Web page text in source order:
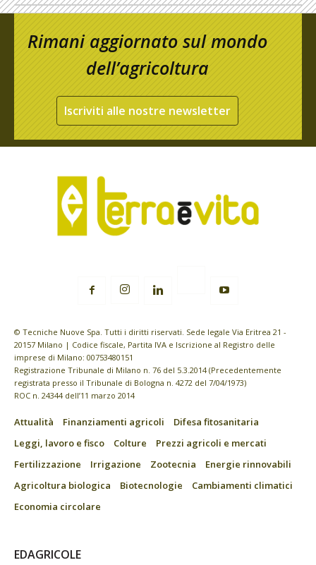
Rimani aggiornato sul mondo
dell’agricoltura
Iscriviti alle nostre newsletter
© Tecniche Nuove Spa. Tutti i diritti riservati. Sede legale Via Eritrea 21 -
20157 Milano | Codice fiscale, Partita IVA e Iscrizione al Registro delle
imprese di Milano: 00753480151
Registrazione Tribunale di Milano n. 76 del 5.3.2014 (Precedentemente
registrata presso il Tribunale di Bologna n. 4272 del 7/04/1973)
ROC n. 24344 dell’11 marzo 2014
Attualità Finanziamenti agricoli
Difesa fitosanitaria
Leggi, lavoro e fisco
Colture
Prezzi agricoli e mercati
Fertilizzazione
Irrigazione Zootecnia
Energie rinnovabili
Agricoltura biologica
Biotecnologie
Cambiamenti climatici
Economia circolare
EDAGRICOLE